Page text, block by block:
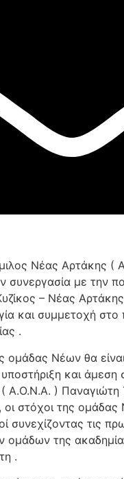
Νέας Αρτάκης (
συνεργασία με την
– Νέας
και συμμετοχή
.
ομάδας Νέων θα
και άμεση
Α.Ο.Ν.Α. ) Παναγιώτη
οι στόχοι της ομάδας
συνεχίζοντας τις
ομάδων της
.